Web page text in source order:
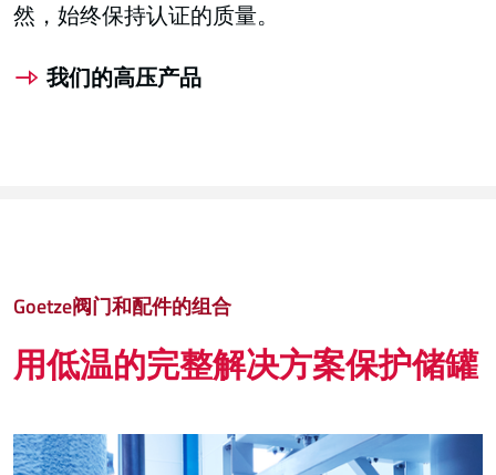
然，始终保持认证的质量。
我们的高压产品
Goetze阀门和配件的组合
用低温的完整解决方案保护储罐